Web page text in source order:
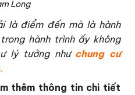
Long
là điểm đến mà là hành
hành trình ấy không
lý tưởng như chung cư
.
thêm thông tin chi tiết